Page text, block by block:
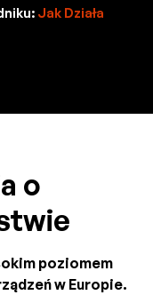
Jak Działa
o
poziomem
w Europie.